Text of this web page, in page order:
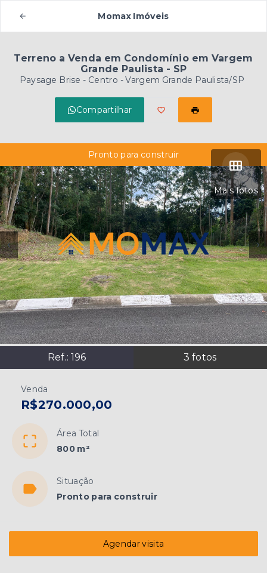
Momax Imóveis
Terreno a Venda em Condomínio em Vargem
Grande Paulista - SP
Paysage Brise - Centro - Vargem Grande Paulista/SP
Compartilhar
Mais fotos
Ref.: 196 3 fotos
Pronto para construir
Venda
R$270.000,00
Área Total
800 m²
Situação
Pronto para construir
Agendar visita